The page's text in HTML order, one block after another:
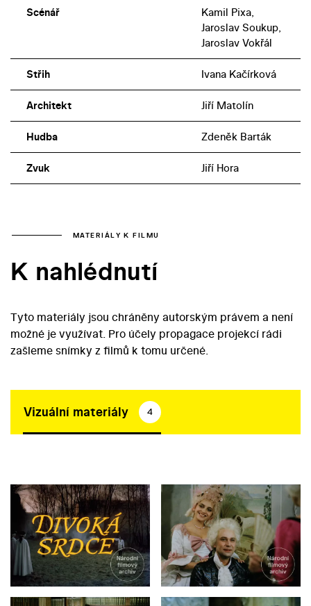
Scénář
Kamil Pixa,
Jaroslav Soukup,
Jaroslav Vokřál
Střih Ivana Kačírková
Architekt Jiří Matolín
Hudba Zdeněk Barták
Zvuk Jiří Hora
MATERIÁLY K FILMU
K nahlédnutí
Tyto materiály jsou chráněny autorským právem a není
možné je využívat. Pro účely propagace projekcí rádi
zašleme snímky z filmů k tomu určené.
Vizuální materiály 4